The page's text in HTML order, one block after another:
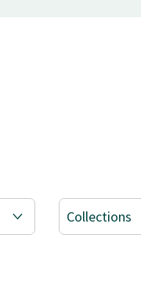
Collections